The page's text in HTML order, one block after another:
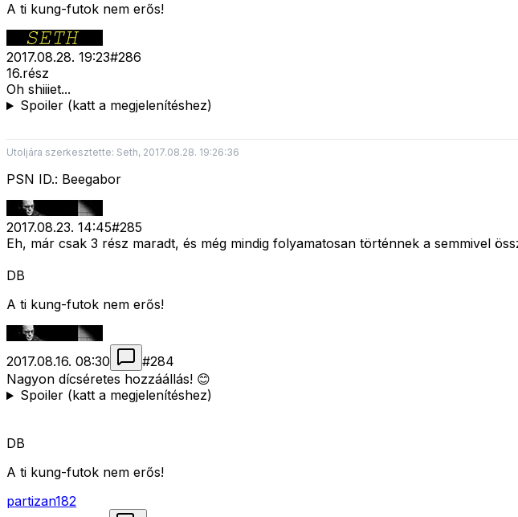
A ti kung-futok nem erős!
2017.08.28. 19:23#286
16.rész
Oh shiiiet...
Spoiler (katt a megjelenítéshez)
Utoljára szerkesztette: Seth, 2017.08.28. 19:26:36
PSN ID.: Beegabor
2017.08.23. 14:45#285
Eh, már csak 3 rész maradt, és még mindig folyamatosan történnek a semmivel
DB
A ti kung-futok nem erős!
2017.08.16. 08:30 #284
Nagyon dícséretes hozzáállás! 😊
Spoiler (katt a megjelenítéshez)
DB
A ti kung-futok nem erős!
partizan182